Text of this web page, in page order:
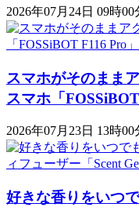
2026年07月24日 09時00
スマホがそのまま
スマホ「FOSSiBOT
2026年07月23日 13時00
好きな香りをいつ